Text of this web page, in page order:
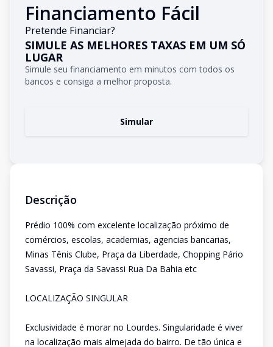
Financiamento Fácil
Pretende Financiar?
SIMULE AS MELHORES TAXAS EM UM SÓ
LUGAR
Simule seu financiamento em minutos com todos os
bancos e consiga a melhor proposta.
Simular
Descrição
Prédio 100% com excelente localização próximo de
comércios, escolas, academias, agencias bancarias,
Minas Tênis Clube, Praça da Liberdade, Chopping Pário
Savassi, Praça da Savassi Rua Da Bahia etc
LOCALIZAÇÃO SINGULAR
Exclusividade é morar no Lourdes. Singularidade é viver
na localização mais almejada do bairro. De tão única e